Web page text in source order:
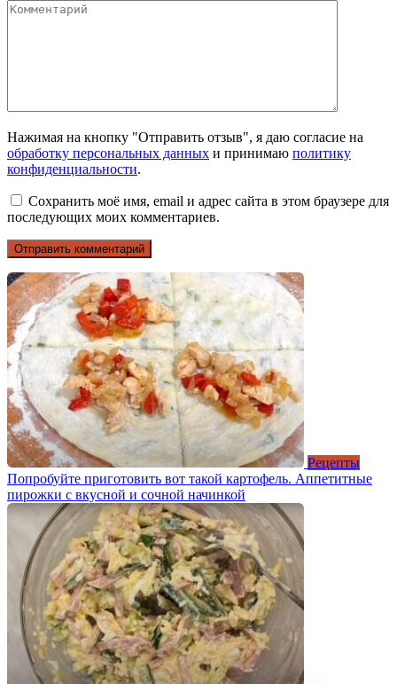
Нажимая на кнопку "Отправить отзыв", я даю согласие на
обработку персональных данных и принимаю политику
конфиденциальности.
Сохранить моё имя, email и адрес сайта в этом браузере для
последующих моих комментариев.
Рецепты
Попробуйте приготовить вот такой картофель. Аппетитные
пирожки с вкусной и сочной начинкой